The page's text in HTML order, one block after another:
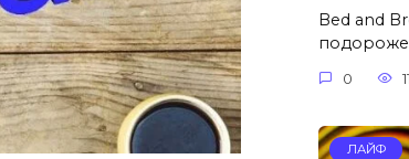
Bed and
0
ЛАЙФ